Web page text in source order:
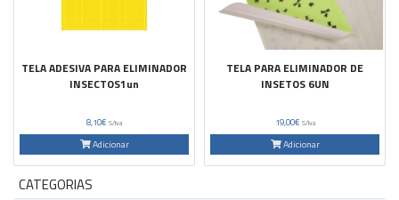
CATEGORIAS
TELA ADESIVA PARA ELIMINADOR
INSECTOS1un
8,10€ S/Iva
Adicionar
TELA PARA ELIMINADOR DE
INSETOS 6UN
19,00€ S/Iva
Adicionar